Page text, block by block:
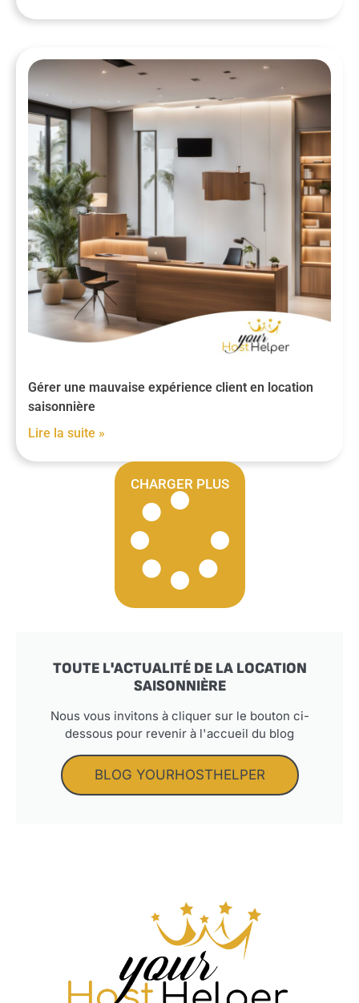
Gérer une mauvaise expérience client en location
saisonnière
Lire la suite »
CHARGER PLUS
TOUTE L'ACTUALITÉ DE LA LOCATION
SAISONNIÈRE
Nous vous invitons à cliquer sur le bouton ci-
dessous pour revenir à l'accueil du blog
BLOG YOURHOSTHELPER